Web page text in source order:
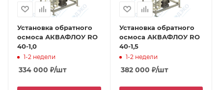
Установка обратного
осмоса АКВАФЛОУ RO
40-1,0
1-2 недели
334 000 ₽/шт
Установка обратного
осмоса АКВАФЛОУ RO
40-1,5
1-2 недели
382 000 ₽/шт